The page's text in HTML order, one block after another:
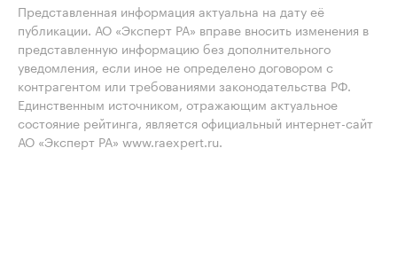
Представленная информация актуальна на дату её
публикации. АО «Эксперт РА» вправе вносить изменения в
представленную информацию без дополнительного
уведомления, если иное не определено договором с
контрагентом или требованиями законодательства РФ.
Единственным источником, отражающим актуальное
состояние рейтинга, является официальный интернет-сайт
АО «Эксперт РА» www.raexpert.ru.